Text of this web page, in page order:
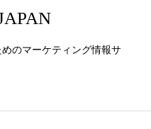
のマーケティング情報サ